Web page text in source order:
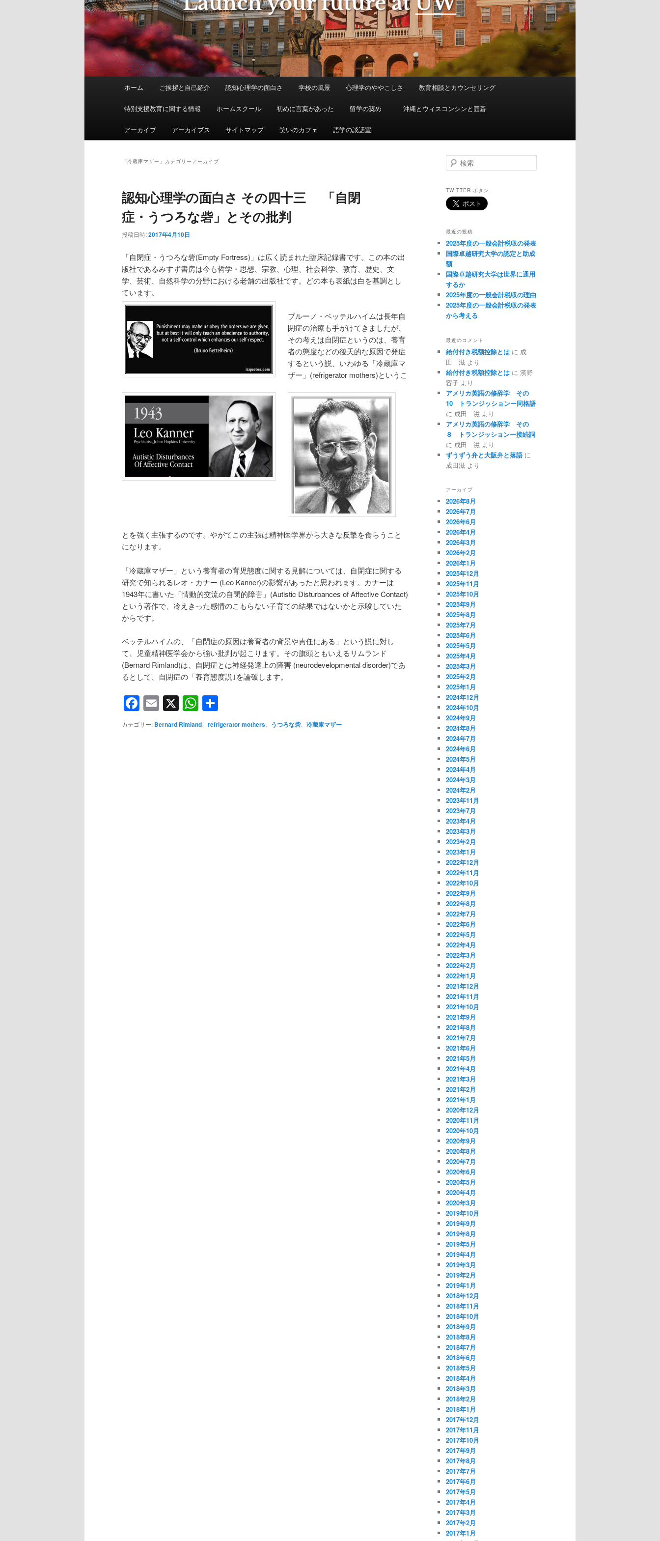
ュ
ホーム ご挨拶と自己紹介 認知心理学の面白さ 学校の風景 心理学のややこしさ 教育相談とカウンセリング
特別支援教育に関する情報 ホームスクール 初めに言葉があった 留学の奨め 沖縄とウィスコンシンと囲碁
アーカイブ アーカイブス サイトマップ 笑いのカフェ 語学の談話室
「冷蔵庫マザー 」カテゴリーアーカイブ
認知心理学の面白さ その四十三 「自閉
症・うつろな砦」とその批判
投稿日時:2017年4月10日
「自閉症・うつろな砦(Empty Fortress)」は広く読まれた臨床記録書です。この本の出
版社であるみすず書房は今も哲学・思想、宗教、心理、社会科学、教育、歴史、文
学、芸術、自然科学の分野における老舗の出版社です。どの本も表紙は白を基調とし
ています。
ブルーノ・ベッテルハイムは長年自
閉症の治療も手がけてきましたが、
その考えは自閉症というのは、養育
者の態度などの後天的な原因で発症
するという説、いわゆる「冷蔵庫マ
ザー」(refrigerator mothers)というこ
とを強く主張するのです。やがてこの主張は精神医学界から大きな反撃を食らうこと
になります。
「冷蔵庫マザー」という養育者の育児態度に関する見解については、自閉症に関する
研究で知られるレオ・カナー (Leo Kanner)の影響があったと思われます。カナーは
1943年に書いた「情動的交流の自閉的障害」(Autistic Disturbances of Affective Contact)
という著作で、冷えきった感情のこもらない子育ての結果ではないかと示唆していた
からです。
ベッテルハイムの、「自閉症の原因は養育者の背景や責任にある」という説に対し
て、児童精神医学会から強い批判が起こります。その旗頭ともいえるリムランド
(Bernard Rimland)は、自閉症とは神経発達上の障害 (neurodevelopmental disorder)であ
るとして、自閉症の「養育態度説｣を論破します。
Facebook
Email
X WhatsApp
有
カテゴリー: Bernard Rimland refrigerator mothers うつろな砦、 冷蔵庫マザー
検
索
TWITTER ボタン
最近の投稿
2025年度の一般会計税収の発表
国際卓越研究大学の認定と助成
額
国際卓越研究大学は世界に通用
するか
2025年度の一般会計税収の理由
2025年度の一般会計税収の発表
から考える
最近のコメント
給付付き税額控除とは に 成
田 滋 より
給付付き税額控除とは に 濱野
容子 より
アメリカ英語の修辞学 その
10 トランジッションー同格語
に 成田 滋 より
アメリカ英語の修辞学 その
８ トランジッションー接続詞
に 成田 滋 より
ずうずう弁と大阪弁と落語に
成田滋 より
アーカイブ
2026年8月
2026年7月
2026年6月
2026年4月
2026年3月
2026年2月
2026年1月
2025年12月
2025年11月
2025年10月
2025年9月
2025年8月
2025年7月
2025年6月
2025年5月
2025年4月
2025年3月
2025年2月
2025年1月
2024年12月
2024年10月
2024年9月
2024年8月
2024年7月
2024年6月
2024年5月
2024年4月
2024年3月
2024年2月
2023年11月
2023年7月
2023年4月
2023年3月
2023年2月
2023年1月
2022年12月
2022年11月
2022年10月
2022年9月
2022年8月
2022年7月
2022年6月
2022年5月
2022年4月
2022年3月
2022年2月
2022年1月
2021年12月
2021年11月
2021年10月
2021年9月
2021年8月
2021年7月
2021年6月
2021年5月
2021年4月
2021年3月
2021年2月
2021年1月
2020年12月
2020年11月
2020年10月
2020年9月
2020年8月
2020年7月
2020年6月
2020年5月
2020年4月
2020年3月
2019年10月
2019年9月
2019年8月
2019年5月
2019年4月
2019年3月
2019年2月
2019年1月
2018年12月
2018年11月
2018年10月
2018年9月
2018年8月
2018年7月
2018年6月
2018年5月
2018年4月
2018年3月
2018年2月
2018年1月
2017年12月
2017年11月
2017年10月
2017年9月
2017年8月
2017年7月
2017年6月
2017年5月
2017年4月
2017年3月
2017年2月
2017年1月